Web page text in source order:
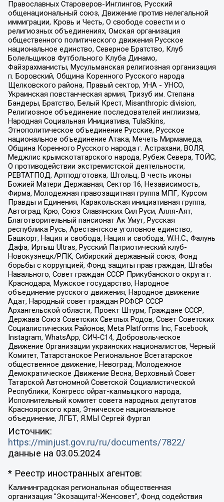
Православных Староверов-Инглингов, Русский
общенациональный союз, Движение против нелегальной
иммиграции, Кровь и Честь, О свободе совести и о
религиозных объединениях, Омская организация
общественного политического движения Русское
национальное единство, Северное Братство, Клуб
Болельщиков Футбольного Клуба Динамо,
Файзрахманисты, Мусульманская религиозная организация
п. Боровский, Община Коренного Русского народа
Щелковского района, Правый сектор, УНА - УНСО,
Украинская повстанческая армия, Тризуб им. Степана
Бандеры, Братство, Белый Крест, Misanthropic division,
Религиозное объединение последователей инглиизма,
Народная Социальная Инициатива, TulaSkins,
Этнополитическое объединение Русские, Русское
национальное объединение Атака, Мечеть Мирмамеда,
Община Коренного Русского народа г. Астрахани, ВОЛЯ,
Меджлис крымскотатарского народа, Рубеж Севера, ТОЙС,
О противодействии экстремистской деятельности,
РЕВТАТПОД, Артподготовка, Штольц, В честь иконы
Божией Матери Державная, Сектор 16, Независимость,
Фирма, Молодежная правозащитная группа МПГ, Курсом
Правды и Единения, Каракольская инициативная группа,
Автоград Крю, Союз Славянских Сил Руси, Алля-Аят,
Благотворительный пансионат Ак Умут, Русская
республика Русь, Арестантское уголовное единство,
Башкорт, Нация и свобода, Нация и свобода, W.H.С., Фалунь
Дафа, Иртыш Ultras, Русский Патриотический клуб-
Новокузнецк/РПК, Сибирский державный союз, Фонд
борьбы с коррупцией, Фонд защиты прав граждан, Штабы
Навального, Совет граждан СССР Прикубанского округа г.
Краснодара, Мужское государство, Народное
объединение русского движения, Народное движение
Адат, Народный совет граждан РСФСР СССР
Архангельской области, Проект Штурм, Граждане СССР,
Держава Союз Советских Светлых Родов, Совет Советских
Социалистических Районов, Meta Platforms Inc, Facebook,
Instagram, WhatsApp, СИЧ-С14, Добровольческое
Движение Организации украинских националистов, Черный
Комитет, Татарстанское Региональное Всетатарское
общественное движение, Невоград, Молодежное
Демократическое Движение Весна, Верховный Совет
Татарской Автономной Советской Социалистической
Республики, Конгресс ойрат-калмыцкого народа,
Исполнительный комитет совета народных депутатов
Красноярского края, Этническое национальное
объединение, ЛГБТ, Я.МЫ Сергей Фургал
Источник:
https://minjust.gov.ru/ru/documents/7822/
данные на 03.05.2024
* Реестр иностранных агентов:
Калининградская региональная общественная организация "Экозащита!-Женсовет", Фонд содействия защите прав и свобод граждан "Общественный вердикт", Фонд "Институт Развития Свободы Информации", Частное учреждение "Информационное агентство МЕМО. РУ", Региональная общественная организация "Общественная комиссия по сохранению наследия академика Сахарова", Фонд поддержки свободы прессы, Санкт-Петербургская общественная правозащитная организация "Гражданский контроль", Межрегиональная общественная организация "Информационно-просветительский центр "Мемориал", Региональный Фонд "Центр Защиты Прав Средств Массовой Информации", с 05.12.2023 Фонд "Центр Защиты Прав Средств массовой информации", Региональная общественная благотворительная организация помощи беженцам и мигрантам "Гражданское содействие", Негосударственное образовательное учреждение дополнительного профессионального образования (повышение квалификации) специалистов "АКАДЕМИЯ ПО ПРАВАМ ЧЕЛОВЕКА", Свердловская региональная общественная организация "Сутяжник", Автономная некоммерческая организация "Центр независимых социологических исследований", Союз общественных объединений "Российский исследовательский центр по правам человека", Региональное общественное учреждение научно-информационный центр "МЕМОРИАЛ", Некоммерческая организация "Фонд защиты гласности", Автономная некоммерческая организация "Институт прав человека", Городская общественная организация "Екатеринбургское общество "МЕМОРИАЛ", Городская общественная организация "Рязанское историко-просветительское и правозащитное общество "Мемориал" (Рязанский Мемориал), Челябинский региональный орган общественной самодеятельности – женское общественное объединение "Женщины Евразии", Челябинский региональный орган общественной самодеятельности "Уральская правозащитная группа", Фонд содействия защите здоровья и социальной справедливости имени Андрея Рылькова, Автономная Некоммерческая Организация "Аналитический Центр Юрия Левады", Автономная некоммерческая организация социальной поддержки населения "Проект Апрель", Региональная общественная организация помощи женщинам и детям, находящимся в кризисной ситуации "Информационно-методический центр "Анна", Фонд содействия развитию массовых коммуникаций и правовому просвещению "Так-так-Так", Фонд содействия устойчивому развитию "Серебряная тайга", Свердловский региональный общественный фонд социальных проектов "Новое время", "Idel.Реалии", Кавказ.Реалии, Крым.Реалии, Телеканал Настоящее Время, Татаро-башкирская служба Радио Свобода (Azatliq Radiosi), Радио Свободная Европа/Радио Свобода (PCE/PC), "Сибирь.Реалии", "Фактограф", Благотворительный фонд помощи осужденным и их семьям, Автономная некоммерческая организация "Институт глобализации и социальных движений", Фонд "В защиту прав заключенных", Частное учреждение "Центр поддержки и содействия развитию средств массовой информации", Пензенский региональный общественный благотворительный фонд "Гражданский союз", "Север.Реалии", Некоммерческая организация Фонд "Правовая инициатива", Общество с ограниченной ответственностью "Радио Свободная Европа/Радио Свобода", Чешское информационное агентство "MEDIUM-ORIENT", Красноярская региональная общественная организация "Мы против СПИДа", Камалягин Денис Николаевич, Маркелов Сергей Евгеньевич, Пономарев Лев Александрович, Савицкая Людмила Алексеевна, Автономная некоммерческая организация "Центр по работе с проблемой насилия "НАСИЛИЮ.НЕТ", Межрегиональный профессиональный союз работников здравоохранения "Альянс врачей", Юридическое лицо, зарегистрированное в Латвийской Республике, SIA "Medusa Project" (регистрационный номер 40103797863, дата регистрации 10.06.2014), Некоммерческая организация "Фонд по борьбе с коррупцией", Автономная некоммерческая организация "Институт права и публичной политики", Баданин Роман Сергеевич, Гликин Максим Александрович, Железнова Мария Михайловна, Лукьянова Юлия Сергеевна, Маетная Елизавета Витальевна, Маняхин Петр Борисович, Чуракова Ольга Владимировна, Ярош Юлия Петровна, Юридическое лицо "The Insider SIA", зарегистрированное в Риге, Латвийская Республика (дата регистрации 26.06.2015), являющееся администратором доменного имени интернет-издания "The Insider SIA", https://theins.ru, Постернак Алексей Евгеньевич, Рубин Михаил Аркадьевич, Анин Роман Александрович, Юридическое лицо Istories fonds, зарегистрированное в Латвийской Республике (регистрационный номер 50008295751, дата регистрации 24.02.2020), Великовский Дмитрий Александрович, Долинина Ирина Николаевна, Мароховская Алеся Алексеевна, Шлейнов Роман Юрьевич, Шмагун Олеся Валентиновна, Общество с ограниченной ответственностью "Альтаир 2021", Общество с ограниченной ответственностью "Вега 2021", Общество с ограниченной ответственностью "Главный редактор 2021", Общество с ограниченной ответственностью "Ромашки монолит", Важенков Артем Валерьевич, Ивановская областная общественная организация "Центр гендерных исследований", Гурман Юрий Альбертович, Медиапроект "ОВД-Инфо", Егоров Владимир Владимирович, Жилинский Владимир Александрович, Общество с ограниченной ответственностью "ЗП", Иванова София Юрьевна, Карезина Инна Павловна, Кильтау Екатерина Викторовна, Петров Алексей Викторович, Пискунов Сергей Евгеньевич, Смирнов Сергей Сергеевич, Тихонов Михаил Сергеевич, Общество с ограниченной ответственностью "ЖУРНАЛИСТ-ИНОСТРАННЫЙ АГЕНТ", Арапова Галина Юрьевна, Вольтская Татьяна Анатольевна, Американская компания "Mason G.E.S. Anonymous Foundation" (США), являющаяся владельцем интернет-издания https://mnews.world/, Компания "Stichting Bellingcat", зарегистрированная в Нидерландах (дата регистрации 11.07.2018), Захаров Андрей Вячеславович, Клепиковская Екатерина Дмитриевна, Общество с ограниченной ответственностью "МЕМО", Перл Роман Александрович, Симонов Евгений Алексеевич, Соловьева Елена Анатольевна, Сотников Даниил Владимирович, Сурначева Елизавета Дмитриевна, Автономная некоммерческая организация по защите прав человека и информированию населения "Якутия – Наше Мнение", Общество с ограниченной ответственностью "Москоу диджитал медиа", с 26.01.2023 Общество с ограниченной ответственностью "Чайка Белые сады", Ветошкина Валерия Валерьевна, Заговора Максим Александрович, Межрегиональное общественное движение "Российская ЛГБТ - сеть", Оленичев Максим Владимирович, Павлов Иван Юрьевич, Скворцова Елена Сергеевна, Общество с ограниченной ответственностью "Как бы инагент", Кочетков Игорь Викторович, Общество с ограниченной ответственностью "Честные выборы", Еланчик Олег Александрович, Общество с ограниченной ответственностью "Нобелевский призыв", Гималова Регина Эмилевна, Григорьев Андрей Валерьевич, Григорьева Алина Александровна, Ассоциация по содействию защите прав призывников, альтернативнослужащих и военнослужащих "Правозащитная группа "Гражданин.Армия.Право", Хисамова Регина Фаритовна, Автономная некоммерческая организация по реализации социально-правовых программ "Лилит", Дальневосточное общественное движение "Маяк", Санкт-Петербургская ЛГБТ-инициативная группа "Выход", Инициативная группа ЛГБТ+ "Реверс", Алексеев Андрей Викторович, Бекбулатова Таисия Львовна, Беляев Иван Михайлович, Владыкина Елена Сергеевна, Гельман Марат Александрович, Никульшина Вероника Юрьевна, Толоконникова Надежда Андреевна, Шендерович Виктор Анатольевич, Общество с ограниченной ответственностью "Данное сообщение", Общество с ограниченной ответственностью Издательский дом "Новая глава", Айнбиндер Александра Александровна, Московский комьюнити-центр для ЛГБТ+инициатив, Благотворительный фонд развития филантропии, Deutsche Welle (Германия, Kurt-Schumacher-Strasse 3, 53113 Bonn), Борзунова Мария Михайловна, Воробьев Виктор Викторович, Голубева Анна Львовна, Константинова Алла Михайловна, Малкова Ирина Владимировна, Мурадов Мурад Абдулгалимович, Осетинская Елизавета Николаевна, Понасенков Евгений Николаевич, Ганапольский Матвей Юрьевич, Киселев Евгений Алексеевич, Борухович Ирина Григорьевна, Дремин Иван Тимофеевич, Дубровский Дмитрий Викторович, Красноярская региональная общественная организация поддержки и развития альтернативных образовательных технологий и межкультурных коммуникаций "ИНТЕРРА", Маяковская Екатерина Алексеевна, Фейгин Марк Захарович, Филимонов Андрей Викторович, Дзугкоева Регина Николаевна, Доброхотов Роман Александрович, Дудь Юрий Александрович, Елкин Сергей Владимирович, Кругликов Кирилл Игоревич, Сабунаева Мария Леонидовна, Семенов Алексей Владимирович, Шаинян Карен Багратович, Шульман Екатерина Михайловна, Асафьев Артур Валерьевич, Вахштайн Виктор Семенович, Венедиктов Алексей Алексеевич, Лушникова Екатерина Евгеньевна, Волков Леонид Михайлович, Невзоров Александр Глебович, Пархоменко Сергей Борисович, Сироткин Ярослав Николаевич, Кара-Мурза Владимир Владимирович, Баранова Наталья Владимировна, Гозман Леонид Яковлевич, Кагарлицкий Борис Юльевич, Климарев Михаил Валерьевич, Милов Владимир Станиславович, Автономная некоммерческая организация Краснодарский центр современного искусства "Типография", Моргенштерн Алишер Тагирович, Соболь Любовь Эдуардовна, Общество с ограниченной ответственностью "ЛИЗА НОРМ", Каспаров Гарри Кимович, Ходорковский Михаил Борисович, Общество с ограниченной ответственностью "Апрельские тезисы", Данилович Ирина Брониславовна, Кашин Олег Владимирович, Петров Николай Владимирович, Пивоваров Алексей Владимирович, Соколов Михаил Владимирович, Цветкова Юлия Владимировна, Чичваркин Евгений Александрович, Комитет против пыток/Команда против пыток, Общество с ограниченной ответственностью "Первый научный", Общество с ограниченной ответственностью "Вертолет и ко", Белоцерковская Вероника Борисовна, Кац Максим Евгеньевич, Лазарева Татьяна Юрьевна, Шаведдинов Руслан Табризович, Яшин Илья Валерьевич, Общество с ограниченной ответственностью "Иноагент ААВ", Алешковский Дмитрий Петрович, Альбац Евгения Марковна, Быков Дмитрий Львович, Галямина Юлия Евгеньевна, Лойко Сергей Леонидович, Мартынов Кирилл Константинович, Медведев Сергей Александрович, Крашенинников Федор Геннадиевич, Гордеева Катерина Вл